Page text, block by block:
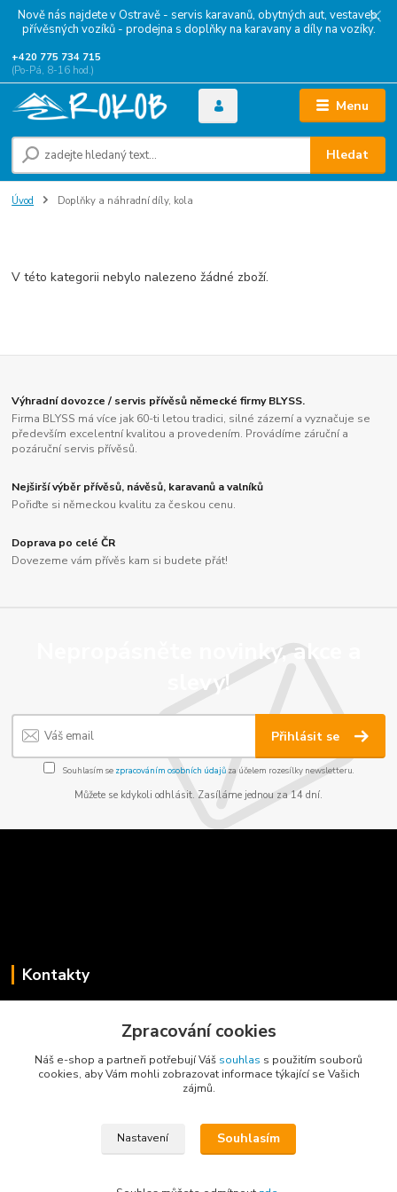
Nově nás najdete v Ostravě - servis karavanů, obytných aut, vestaveb,
přívěsných vozíků - prodejna s doplňky na karavany a díly na vozíky.
Menu
Hledat
+420 775 734 715
(Po-Pá, 8-16 hod.)
Úvod Doplňky a náhradní díly, kola
V této kategorii nebylo nalezeno žádné zboží.
Výhradní dovozce / servis přívěsů německé firmy BLYSS.
Firma BLYSS má více jak 60-ti letou tradici, silné zázemí a vyznačuje se
především excelentní kvalitou a provedením. Provádíme záruční a
pozáruční servis přívěsů.
Nejširší výběr přívěsů, návěsů, karavanů a valníků
Pořiďte si německou kvalitu za českou cenu.
Doprava po celé ČR
Dovezeme vám přívěs kam si budete přát!
Nepropásněte novinky, akce a
slevy!
Přihlásit se
Souhlasím se zpracováním osobních údajůza účelem rozesílky newsletteru.
Můžete se kdykoli odhlásit. Zasíláme jednou za 14 dní.
Kontakty
+420 775 734 715
info@privesyblyss.cz
Zpracování cookies
Náš e-shop a partneři potřebují Váš souhlas s použitím souborů
cookies, aby Vám mohli zobrazovat informace týkající se Vašich
zájmů.
Nastavení Souhlasím